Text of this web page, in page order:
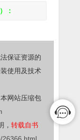
）：
保证资源的
使用及技术
网站压缩包
， 转载自书
26366.html